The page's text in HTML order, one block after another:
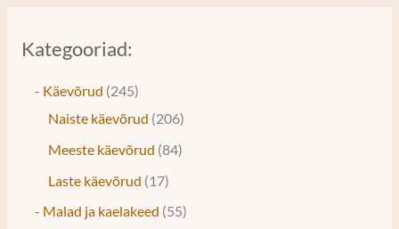
Kategooriad:
- Käevõrud 245
Naiste käevõrud 206
Meeste käevõrud 84
Laste käevõrud
17
- Malad ja kaelakeed 55